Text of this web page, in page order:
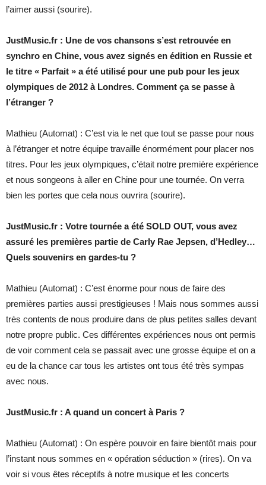
l’aimer aussi (sourire).
JustMusic.fr : Une de vos chansons s’est retrouvée en
synchro en Chine, vous avez signés en édition en Russie et
le titre « Parfait » a été utilisé pour une pub pour les jeux
olympiques de 2012 à Londres. Comment ça se passe à
l’étranger ?
Mathieu (Automat) : C’est via le net que tout se passe pour nous
à l’étranger et notre équipe travaille énormément pour placer nos
titres. Pour les jeux olympiques, c’était notre première expérience
et nous songeons à aller en Chine pour une tournée. On verra
bien les portes que cela nous ouvrira (sourire).
JustMusic.fr : Votre tournée a été SOLD OUT, vous avez
assuré les premières partie de Carly Rae Jepsen, d’Hedley…
Quels souvenirs en gardes-tu ?
Mathieu (Automat) : C’est énorme pour nous de faire des
premières parties aussi prestigieuses ! Mais nous sommes aussi
très contents de nous produire dans de plus petites salles devant
notre propre public. Ces différentes expériences nous ont permis
de voir comment cela se passait avec une grosse équipe et on a
eu de la chance car tous les artistes ont tous été très sympas
avec nous.
JustMusic.fr : A quand un concert à Paris ?
Mathieu (Automat) : On espère pouvoir en faire bientôt mais pour
l’instant nous sommes en « opération séduction » (rires). On va
voir si vous êtes réceptifs à notre musique et les concerts